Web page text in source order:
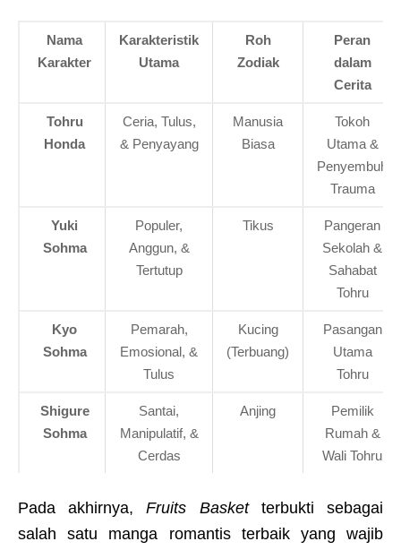
Nama
Karakter
Karakteristik
Utama
Roh
Zodiak
Peran
dalam
Cerita
Tohru
Honda
Ceria, Tulus,
& Penyayang
Manusia
Biasa
Tokoh
Utama &
Penyembuh
Trauma
Yuki
Sohma
Populer,
Anggun, &
Tertutup
Tikus
Pangeran
Sekolah &
Sahabat
Tohru
Kyo
Sohma
Pemarah,
Emosional, &
Tulus
Kucing
(Terbuang)
Pasangan
Utama
Tohru
Shigure
Sohma
Santai,
Manipulatif, &
Cerdas
Anjing
Pemilik
Rumah &
Wali Tohru
Pada akhirnya,Fruits Basketterbukti sebagai
salah satu manga romantis terbaik yang wajib